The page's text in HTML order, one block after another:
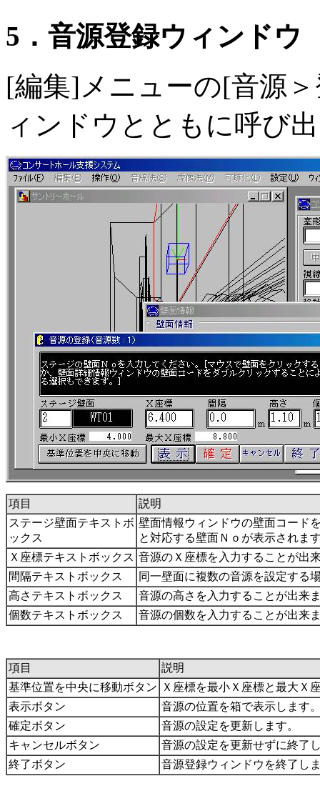
5．音源登録ウィンドウ
[編集]メニューの[音源
ィンドウとともに呼び
項目
説明
ステージ壁面テキストボ
ックス
壁面情報ウィンドウの壁面コード
と対応する壁面Ｎｏが表示されま
Ｘ座標テキストボックス 音源のＸ座標を入力することが出
間隔テキストボックス
同一壁面に複数の音源を設定する
高さテキストボックス
音源の高さを入力することが出来
個数テキストボックス
音源の個数を入力することが出来
項目
説明
基準位置を中央に移動ボタン
Ｘ座標を最小Ｘ座標と最大Ｘ
表示ボタン
音源の位置を箱で表示します
確定ボタン
音源の設定を更新します。
キャンセルボタン
音源の設定を更新せずに終了
終了ボタン
音源登録ウィンドウを終了し